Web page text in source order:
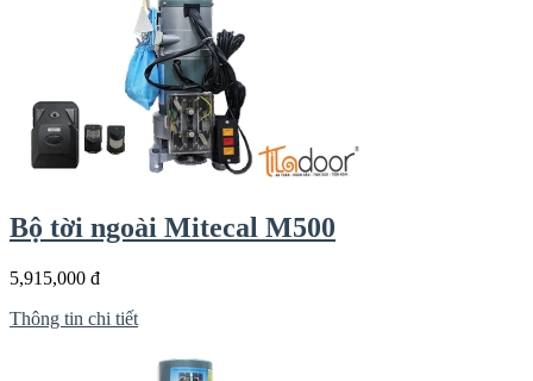
Bộ tời ngoài Mitecal M500
5,915,000 đ
Thông tin chi tiết